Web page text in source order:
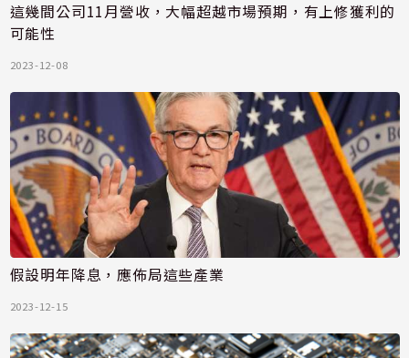
這幾間公司11月營收，大幅超越市場預期，有上修獲利的
可能性
2023-12-08
假設明年降息，應佈局這些產業
2023-12-15